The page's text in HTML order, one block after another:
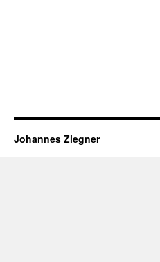
Johannes Ziegner